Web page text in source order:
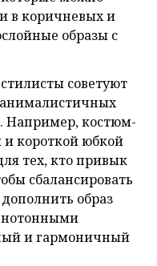
в коричневых и
образы с
советуют
анималистичных
Например, костюм-
и короткой юбкой
тех, кто привык
сбалансировать
образ
и гармоничный